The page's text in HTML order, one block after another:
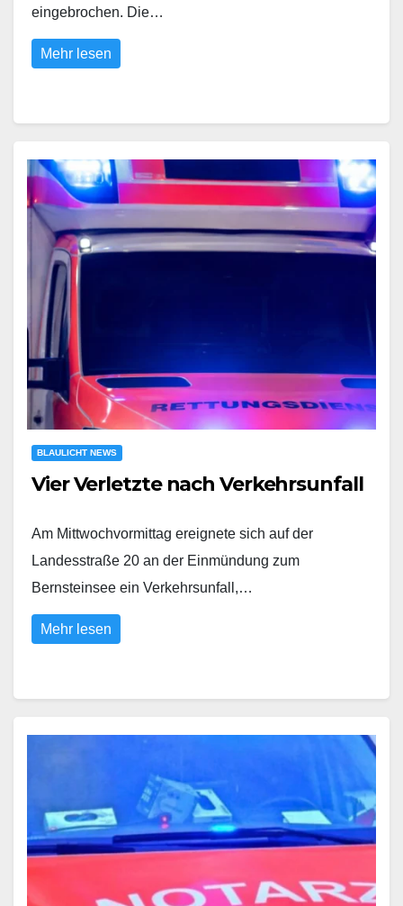
eingebrochen. Die…
Mehr lesen
BLAULICHT NEWS
Vier Verletzte nach Verkehrsunfall
Am Mittwochvormittag ereignete sich auf der
Landesstraße 20 an der Einmündung zum
Bernsteinsee ein Verkehrsunfall,…
Mehr lesen